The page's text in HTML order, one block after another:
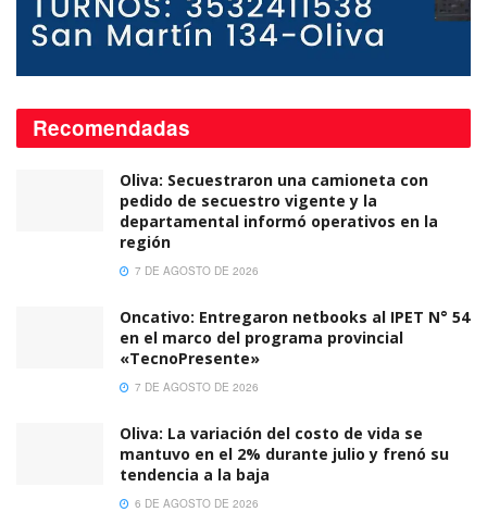
Recomendadas
Oliva: Secuestraron una camioneta con
pedido de secuestro vigente y la
departamental informó operativos en la
región
7 DE AGOSTO DE 2026
Oncativo: Entregaron netbooks al IPET N° 54
en el marco del programa provincial
«TecnoPresente»
7 DE AGOSTO DE 2026
Oliva: La variación del costo de vida se
mantuvo en el 2% durante julio y frenó su
tendencia a la baja
6 DE AGOSTO DE 2026